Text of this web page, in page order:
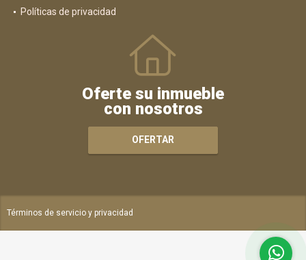
Políticas de privacidad
Oferte su inmueble
con nosotros
OFERTAR
Términos de servicio y privacidad